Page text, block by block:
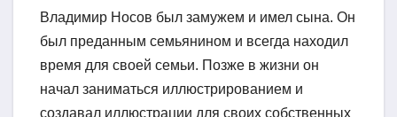
Владимир Носов был замужем и имел сына. Он
был преданным семьянином и всегда находил
время для своей семьи. Позже в жизни он
начал заниматься иллюстрированием и
создавал иллюстрации для своих собственных